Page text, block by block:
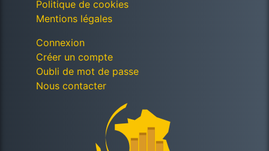
Politique de cookies
Mentions légales
Connexion
Créer un compte
Oubli de mot de passe
Nous contacter